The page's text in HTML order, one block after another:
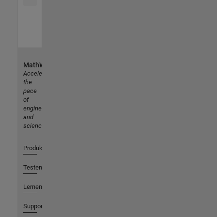
MathWorks
Accelerating
the
pace
of
engineering
and
science
Produkte
Testen oder Kaufen
Lernen
Support